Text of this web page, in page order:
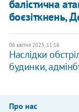
балістична
боєзіткнень,
06 квітня 2025, 11:16
Наслідки
будинки,
Про нас